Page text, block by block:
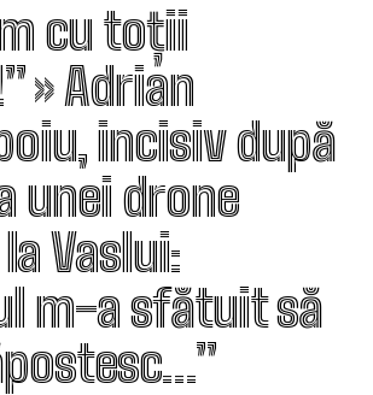
cu toții
» Adrian
incisiv după
unei drone
Vaslui:
m-a sfătuit să